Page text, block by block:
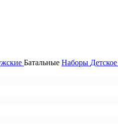
Батальные Наборы Детское